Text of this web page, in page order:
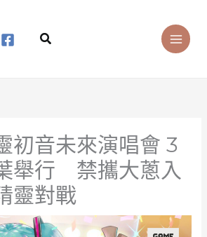
Search
初音未來演唱會 3
舉行 禁攜大蔥入
靈對戰